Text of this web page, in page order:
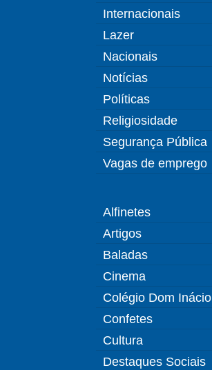
Internacionais
Lazer
Nacionais
Notícias
Políticas
Religiosidade
Segurança Pública
Vagas de emprego
Alfinetes
Artigos
Baladas
Cinema
Colégio Dom Inácio
Confetes
Cultura
Destaques Sociais